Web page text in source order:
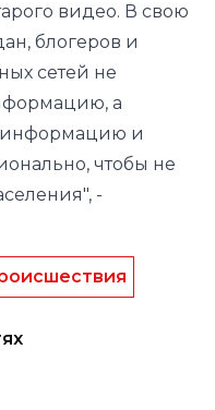
видео. В свою
блогеров и
сетей не
а
информацию и
чтобы не
-